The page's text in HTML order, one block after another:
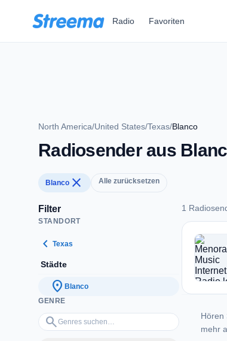
Radio Favoriten
North America/United States/Texas/Blanco
Radiosender aus
Blanco close Alle zurücksetzen
Filter
STANDORT
chevron_left Texas
Städte
location_on Blanco
GENRE
search
Genres suchen…
1
1
Hören
mehr